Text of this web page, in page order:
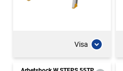
Visa